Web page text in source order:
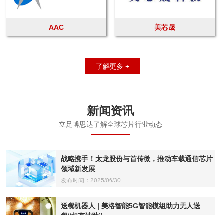
AAC 美芯晟
了解更多 +
新闻资讯
立足博思达了解全球芯片行业动态
战略携手！太龙股份与首传微，推动车载通信芯片
领域新发展
发布时间：2025/06/30
送餐机器人 | 美格智能5G智能模组助力无人送